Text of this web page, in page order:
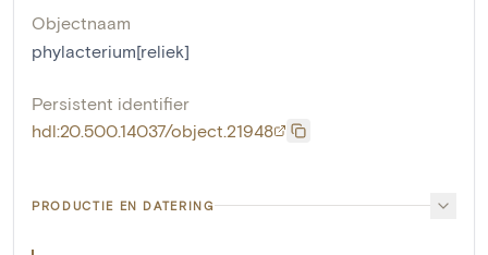
Objectnaam
phylacterium[reliek]
Persistent identifier
hdl:20.500.14037/object.21948
PRODUCTIE EN DATERING